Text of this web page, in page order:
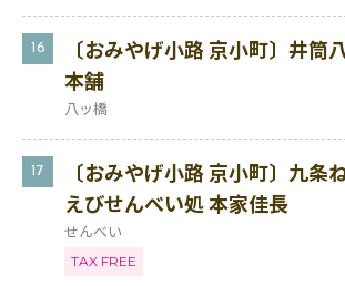
16
〔おみやげ小路 京小町〕井筒
本舗
八ッ橋
17
〔おみやげ小路 京小町〕九条
えびせんべい処 本家佳長
せんべい
TAX FREE